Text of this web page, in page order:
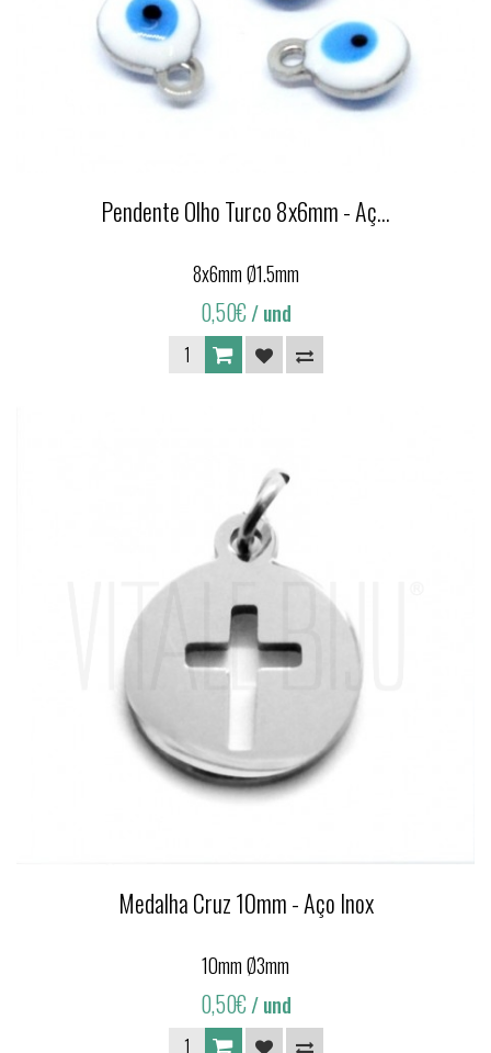
Pendente Olho Turco 8x6mm - Aç...
8x6mm Ø1.5mm
0,50€/ und
Medalha Cruz 10mm - Aço Inox
10mm Ø3mm
0,50€/ und